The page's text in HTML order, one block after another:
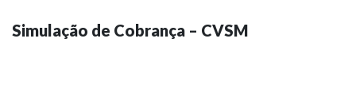
Simulação de Cobrança – CVSM